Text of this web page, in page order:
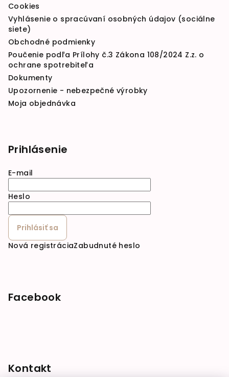
Cookies
Vyhlásenie o spracúvaní osobných údajov (sociálne
siete)
Obchodné podmienky
Poučenie podľa Prílohy č.3 Zákona 108/2024 Z.z. o
ochrane spotrebiteľa
Dokumenty
Upozornenie - nebezpečné výrobky
Moja objednávka
Prihlásenie
E-mail
Heslo
Prihlásiť sa
Nová registráciaZabudnuté heslo
Facebook
Kontakt